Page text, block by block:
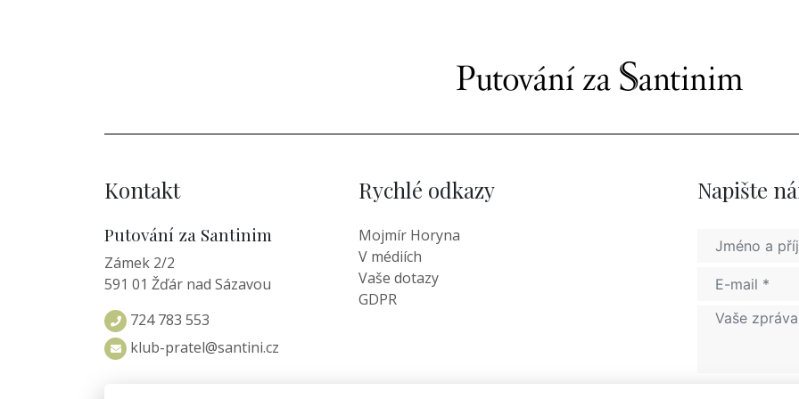
Kontakt
Putování za Santinim
Zámek 2/2
591 01 Žďár nad Sázavou
724 783 553
klub-pratel@santini.cz
Rychlé odkazy
Mojmír Horyna
V médiích
Vaše dotazy
GDPR
Napište